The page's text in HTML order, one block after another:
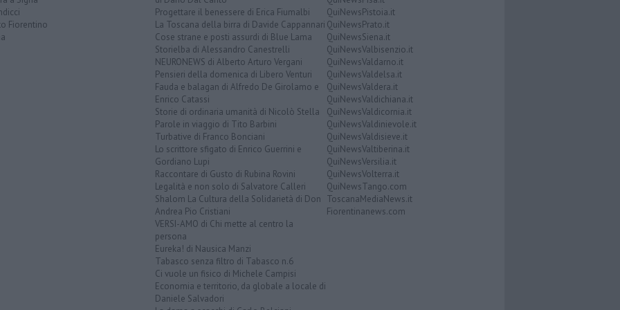
Fiorentino
Progettare il benessere di Erica Fiumalbi
La Toscana della birra di Davide Cappannari
Cose strane e posti assurdi di Blue Lama
Storielba di Alessandro Canestrelli
NEURONEWS di Alberto Arturo Vergani
Pensieri della domenica di Libero Venturi
Fauda e balagan di Alfredo De Girolamo e
Enrico Catassi
Storie di ordinaria umanità di Nicolò Stella
Parole in viaggio di Tito Barbini
Turbative di Franco Bonciani
Lo scrittore sfigato di Enrico Guerrini e
Gordiano Lupi
Raccontare di Gusto di Rubina Rovini
Legalità e non solo di Salvatore Calleri
Shalom La Cultura della Solidarietà di Don
Andrea Pio Cristiani
VERSI-AMO di Chi mette al centro la
persona
Eureka! di Nausica Manzi
Tabasco senza filtro di Tabasco n.6
Ci vuole un fisico di Michele Campisi
Economia e territorio, da globale a locale di
Daniele Salvadori
QuiNewsPistoia.it
QuiNewsPrato.it
QuiNewsSiena.it
QuiNewsValbisenzio.it
QuiNewsValdarno.it
QuiNewsValdelsa.it
QuiNewsValdera.it
QuiNewsValdichiana.it
QuiNewsValdicornia.it
QuiNewsValdinievole.it
QuiNewsValdisieve.it
QuiNewsValtiberina.it
QuiNewsVersilia.it
QuiNewsVolterra.it
QuiNewsTango.com
ToscanaMediaNews.it
Fiorentinanews.com